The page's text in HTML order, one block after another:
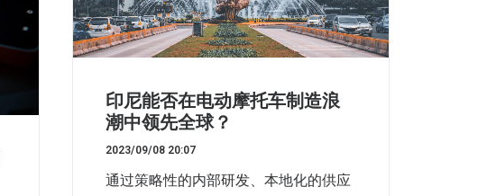
印尼能否在电动摩托车制造浪
潮中领先全球？
2023/09/08 20:07
通过策略性的内部研发、本地化的供应